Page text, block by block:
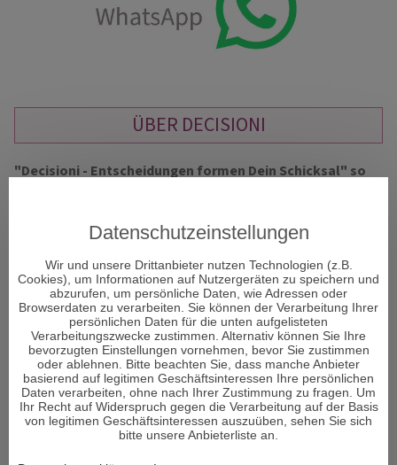
ÜBER DECISIONI
"Decisioni - Entscheidungen formen Dein Schicksal" so
geht es im Leben. Entscheidungen sind ein Moment in
Viele Menschen sehnen sich nach Erholung und suchen den
Zugang zu sich selbst. Aber was genau gibt es, um bei sich
selbst wieder anzukommen und den Fokus auf das zu lenken,
was wirklich wichtig ist im Leben und die richtigen
Entscheidungen zu treffen?
Den Körper und Seele in Einklang zu bringen ist von enormer
Wichtigkeit für den Menschen. Man könnte auch sagen – es
Datenschutzeinstellungen
Wir und unsere Drittanbieter nutzen Technologien (z.B.
Cookies), um Informationen auf Nutzergeräten zu speichern und
abzurufen, um persönliche Daten, wie Adressen oder
Browserdaten zu verarbeiten. Sie können der Verarbeitung Ihrer
persönlichen Daten für die unten aufgelisteten
Verarbeitungszwecke zustimmen. Alternativ können Sie Ihre
bevorzugten Einstellungen vornehmen, bevor Sie zustimmen
oder ablehnen. Bitte beachten Sie, dass manche Anbieter
basierend auf legitimen Geschäftsinteressen Ihre persönlichen
Daten verarbeiten, ohne nach Ihrer Zustimmung zu fragen. Um
Ihr Recht auf Widerspruch gegen die Verarbeitung auf der Basis
von legitimen Geschäftsinteressen auszuüben, sehen Sie sich
bitte unsere Anbieterliste an.